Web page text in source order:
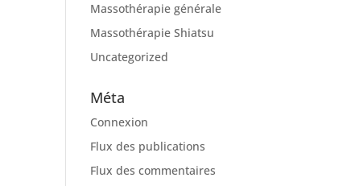
Massothérapie générale
Massothérapie Shiatsu
Uncategorized
Méta
Connexion
Flux des publications
Flux des commentaires